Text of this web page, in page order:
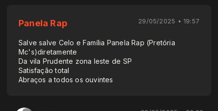
Panela Rap 29/05/2025 • 19:57
Salve salve Celo e Família Panela Rap (Pretória
Mc's)diretamente
Da vila Prudente zona leste de SP
Satisfação total
Abraços a todos os ouvintes